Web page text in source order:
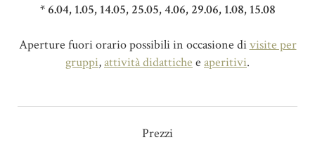
* 6.04, 1.05, 14.05, 25.05, 4.06, 29.06, 1.08, 15.08
Aperture fuori orario possibili in occasione divisite per
gruppi,attività didattiche e aperitivi.
Prezzi